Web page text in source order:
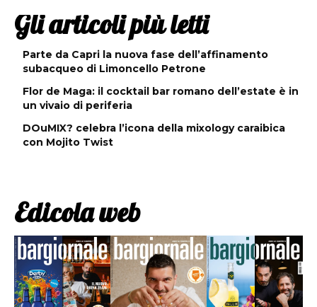
Gli articoli più letti
Parte da Capri la nuova fase dell’affinamento
subacqueo di Limoncello Petrone
Flor de Maga: il cocktail bar romano dell’estate è in
un vivaio di periferia
DOuMIX? celebra l’icona della mixology caraibica
con Mojito Twist
Edicola web